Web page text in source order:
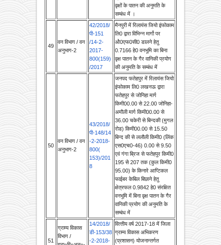
पी-151
/14-2-
2017-
800(159)
/2017
मैनपुरी में रिलायंस जियो इंफोकाम
लि0 द्वारा विभिन्न मार्गो पर
ओे0एफ0सी0 डालने हेतु
0.7166 हे0 वनभूमि का बिना
वृक्ष पातन के गैर वानिकी प्रयोग
की अनुमति के सम्बंध में
-2-2018-
800(
153)/201
8
जनपद फतेहपुर में रिलायंस जियो
इंफोकाम लि0 लखनऊ द्वारा
फतेहपुर से जोनिहा मार्ग
किमी00.00 से 22.00 जोनिहा-
अमौली मार्ग किमी00.00 से
36.00 चकेरी से बिन्दकी (मुगल
रोड) किमी00.00 से 15.50
बिन्द की से ललौली किमी0 (लिंक
एस0एच0-46) 0.00 से 9.50
एवं गंगा ब्रिज से फतेहपुर किमी0
195 से 207 तक (कुल किमी0
95.00) के किनारे आप्टिकल
फाईबर केबिल बिछाने हेतु
क्षेत्रफल 0.9842 हे0 संरक्षित
वनभूमि में बिना वृक्ष पातन के गैर
वानिकी प्रयोग की अनुमति के
सम्बंध में
विभाग /
ग्रा०वि०अनु०-
2
डी-153/38
-2-2018-
2(13)
डी/2017
वित्‍तीय वर्ष 2017-18 में जिला
ग्राम्‍य विकास अभिकरण
(प्रशासन) योजनान्‍तर्गत
धनराशि अवमुक्‍त किये जाने के
सम्‍बन्‍ध में।